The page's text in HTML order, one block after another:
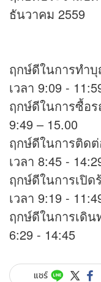
ธันวาคม 2559
ฤกษ์ดีในการทำ
เวลา 9:09 -
ฤกษ์ดีในการซื้อ
9:49 – 15.00
ฤกษ์ดีในการติดต่
เวลา 8:45 -
ฤกษ์ดีในการเปิด
เวลา 9:19 -
ฤกษ์ดีในการเดิน
6:29 - 14:45
แชร์